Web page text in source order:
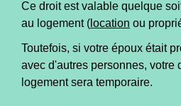
Ce droit est valable quelque
au logement ( location ou
Toutefois, si votre époux était
avec d'autres personnes, votre
logement sera temporaire.